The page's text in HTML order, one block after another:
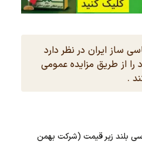
ساز ایران در نظر دارد
را از طریق مزایده عمومی
.
بلند زیر قیمت (شرکت بهمن